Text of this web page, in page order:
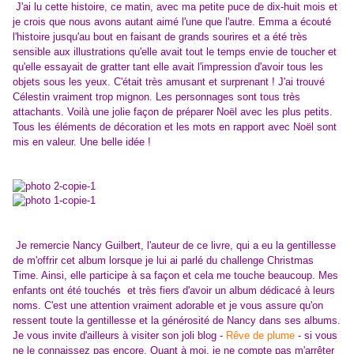
J'ai lu cette histoire, ce matin, avec ma petite puce de dix-huit mois et
je crois que nous avons autant aimé l'une que l'autre. Emma a écouté
l'histoire jusqu'au bout en faisant de grands sourires et a été très
sensible aux illustrations qu'elle avait tout le temps envie de toucher et
qu'elle essayait de gratter tant elle avait l'impression d'avoir tous les
objets sous les yeux. C'était très amusant et surprenant ! J'ai trouvé
Célestin vraiment trop mignon. Les personnages sont tous très
attachants. Voilà une jolie façon de préparer Noël avec les plus petits.
Tous les éléments de décoration et les mots en rapport avec Noël sont
mis en valeur. Une belle idée !
Je remercie Nancy Guilbert, l'auteur de ce livre, qui a eu la gentillesse
de m'offrir cet album lorsque je lui ai parlé du challenge Christmas
Time. Ainsi, elle participe à sa façon et cela me touche beaucoup. Mes
enfants ont été touchés et très fiers d'avoir un album dédicacé à leurs
noms. C'est une attention vraiment adorable et je vous assure qu'on
ressent toute la gentillesse et la générosité de Nancy dans ses albums.
Je vous invite d'ailleurs à visiter son joli blog - Rêve de plume - si vous
ne le connaissez pas encore. Quant à moi, je ne compte pas m'arrêter